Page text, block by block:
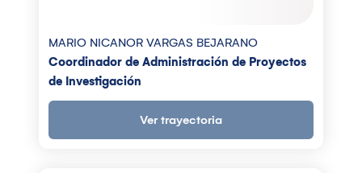
MARIO NICANOR VARGAS BEJARANO
Coordinador de Administración de Proyectos
de Investigación
Ver trayectoria